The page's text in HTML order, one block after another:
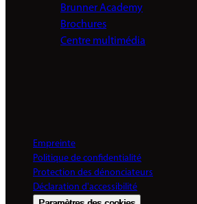
Brunner Academy
Brochures
Centre multimédia
Empreinte
Politique de confidentialité
Protection des dénonciateurs
Déclaration d'accessibilité